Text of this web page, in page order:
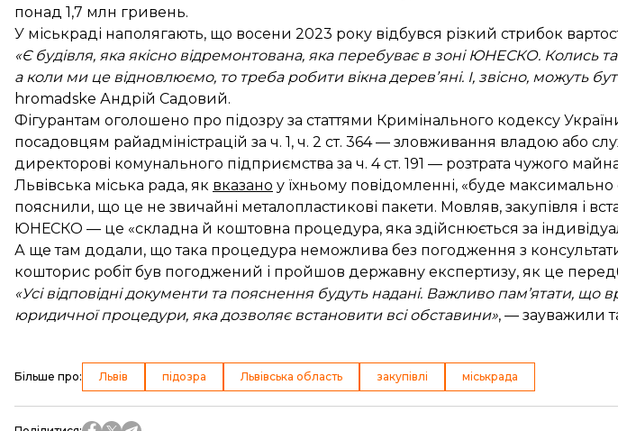
понад 1,7 млн гривень.
У міськраді наполягають, що восени 2023 року відбувся різкий стрибок
«Є будівля, яка якісно відремонтована, яка перебуває в зоні ЮНЕСКО. Колись
а коли ми це відновлюємо, то треба робити вікна деревʼяні. І, звісно, можуть
hromadske Андрій Садовий.
Фігурантам оголошено про підозру за статтями Кримінального кодексу
посадовцям райадміністрацій за ч. 1, ч. 2 ст. 364 — зловживання владою або
директорові комунального підприємства за ч. 4 ст. 191 — розтрата чужого
Львівська міська рада, як вказано у їхньому повідомленні, «буде
пояснили, що це не звичайні металопластикові пакети. Мовляв, закупівля і
ЮНЕСКО — це «складна й коштовна процедура, яка здійснюється за
А ще там додали, що така процедура неможлива без погодження з
кошторис робіт був погоджений і пройшов державну експертизу, як це
«Усі відповідні документи та пояснення будуть надані. Важливо пам’ятати,
юридичної процедури, яка дозволяє встановити всі обставини», — зауважили
Більше про: Львів підозра Львівська область закупівлі міськрада